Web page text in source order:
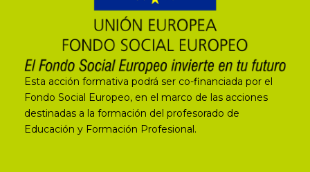
Esta acción formativa podrá ser co-financiada por el
Fondo Social Europeo, en el marco de las acciones
destinadas a la formación del profesorado de
Educación y Formación Profesional.